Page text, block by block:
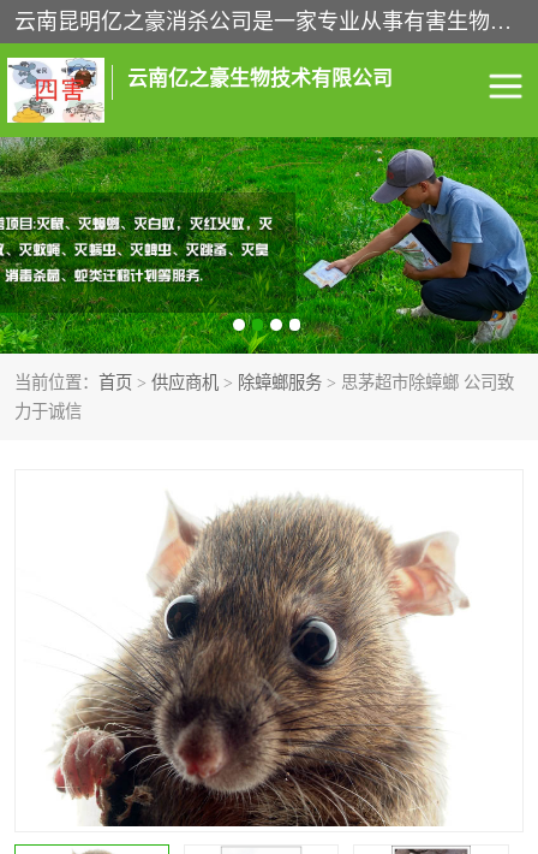
云南昆明亿之豪消杀公司是一家专业从事有害生物防治综合治理的公司，治理服务包括：灭鼠,杀虫,除虫,除蟑螂,白蚁防治,消杀等；安全环保,快速上门,价格透明,完善的售后服务,不影响您的生活工作。
云南亿之豪生物技术有限公司
当前位置： 首页 > 供应商机 > 除蟑螂服务 > 思茅超市除蟑螂 公司致
力于诚信
灭鼠服务 杀虫服务
除虫服务 除蟑螂服务
白蚁防治服务 消杀服务
昆明灭老鼠 昆明灭蟑螂
昆明白蚁防治
昆明灭红火蚁公司 昆明驱蛇公司
昆明除虫除蚁